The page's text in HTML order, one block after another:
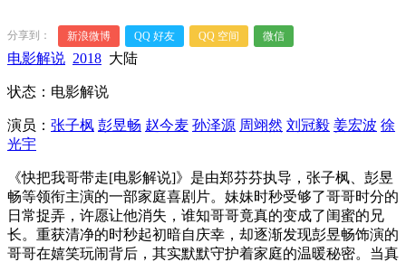
分享到： 新浪微博 QQ 好友 QQ 空间 微信
电影解说 2018 大陆
状态：电影解说
演员： 张子枫 彭昱畅 赵今麦 孙泽源 周翊然 刘冠毅 姜宏波 徐
光宇
《快把我哥带走[电影解说]》是由郑芬芬执导，张子枫、彭昱
畅等领衔主演的一部家庭喜剧片。妹妹时秒受够了哥哥时分的
日常捉弄，许愿让他消失，谁知哥哥竟真的变成了闺蜜的兄
长。重获清净的时秒起初暗自庆幸，却逐渐发现彭昱畅饰演的
哥哥在嬉笑玩闹背后，其实默默守护着家庭的温暖秘密。当真